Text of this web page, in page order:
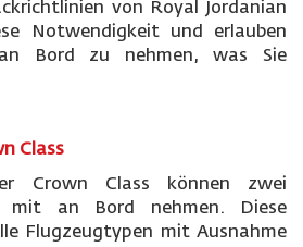
von Royal Jordanian
Notwendigkeit und erlauben
Bord zu nehmen, was Sie
Class
Crown Class können zwei
mit an Bord nehmen. Diese
Flugzeugtypen mit Ausnahme